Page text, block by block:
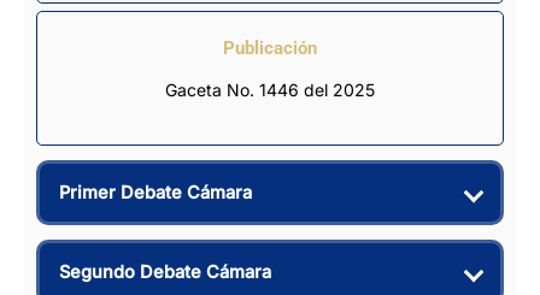
Publicación
Gaceta No. 1446 del 2025
Primer Debate Cámara
Segundo Debate Cámara